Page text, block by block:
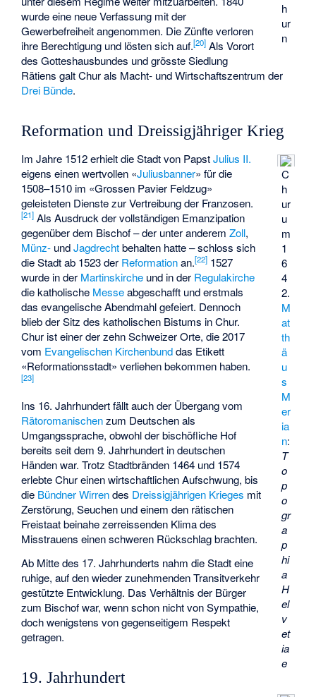
h
ur
n
wurde eine neue Verfassung mit der
Gewerbefreiheit angenommen. Die Zünfte verloren
ihre Berechtigung und lösten sich auf.[20] Als Vorort
des Gotteshausbundes und grösste Siedlung
Rätiens galt Chur als Macht- und Wirtschaftszentrum der
Drei Bünde.
Reformation und Dreissigjähriger Krieg
C
h
ur
u
m
1
6
4
2.
M
at
th
ä
u
s
M
er
ia
n:
T
o
p
o
gr
a
p
hi
a
H
el
v
et
ia
e
Im Jahre 1512 erhielt die Stadt von PapstJulius II.
eigens einen wertvollen «Juliusbanner» für die
1508–1510 im «Grossen Pavier Feldzug»
geleisteten Dienste zur Vertreibung der Franzosen.
[21] Als Ausdruck der vollständigen Emanzipation
gegenüber dem Bischof – der unter anderemZoll,
Münz- undJagdrechtbehalten hatte – schloss sich
die Stadt ab 1523 der Reformationan.[22] 1527
wurde in der Martinskirche und in der Regulakirche
die katholische Messeabgeschafft und erstmals
das evangelische Abendmahl gefeiert. Dennoch
blieb der Sitz des katholischen Bistums in Chur.
Chur ist einer der zehn Schweizer Orte, die 2017
vom Evangelischen Kirchenbunddas Etikett
«Reformationsstadt» verliehen bekommen haben.
[23]
Ins 16. Jahrhundert fällt auch der Übergang vom
Rätoromanischenzum Deutschen als
Umgangssprache, obwohl der bischöfliche Hof
bereits seit dem 9. Jahrhundert in deutschen
Händen war. Trotz Stadtbränden 1464 und 1574
erlebte Chur einen wirtschaftlichen Aufschwung, bis
die Bündner Wirrendes Dreissigjährigen Krieges mit
Zerstörung, Seuchen und einem den rätischen
Freistaat beinahe zerreissenden Klima des
Misstrauens einen schweren Rückschlag brachten.
Ab Mitte des 17. Jahrhunderts nahm die Stadt eine
ruhige, auf den wieder zunehmenden Transitverkehr
gestützte Entwicklung. Das Verhältnis der Bürger
zum Bischof war, wenn schon nicht von Sympathie,
doch wenigstens von gegenseitigem Respekt
getragen.
19. Jahrhundert